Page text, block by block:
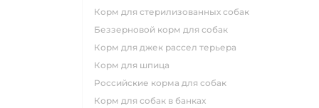
корм для стерилизованных собак
беззерновой корм для собак
корм для джек рассел терьера
корм для шпица
российские корма для собак
корм для собак в банках